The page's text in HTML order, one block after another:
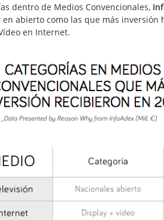
dentro de Medios Convencionales,
en abierto como las que más inversión
en Internet.